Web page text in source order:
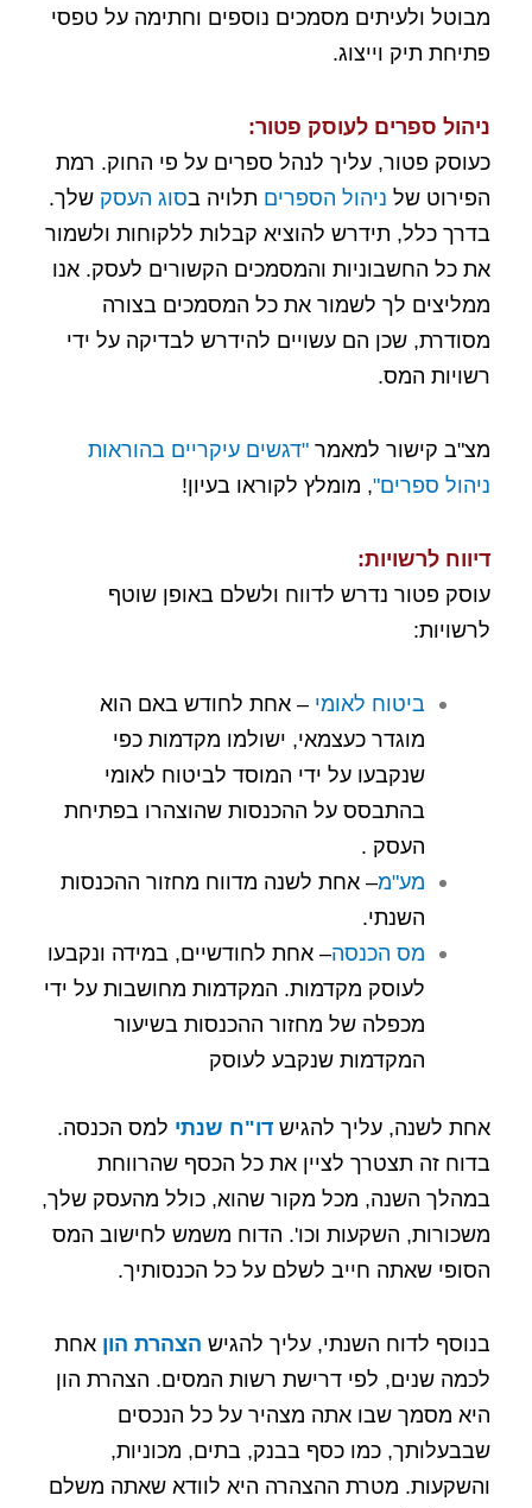
מבוטל ולעיתים מסמכים נוספים וחתימה על טפסי
פתיחת תיק וייצוג.
ניהול ספרים לעוסק פטור:
כעוסק פטור, עליך לנהל ספרים על פי החוק. רמת
הפירוט של ניהול הספרים תלויה בסוג העסק שלך.
בדרך כלל, תידרש להוציא קבלות ללקוחות ולשמור
את כל החשבוניות והמסמכים הקשורים לעסק. אנו
ממליצים לך לשמור את כל המסמכים בצורה
מסודרת, שכן הם עשויים להידרש לבדיקה על ידי
רשויות המס.
מצ"ב קישור למאמר "דגשים עיקריים בהוראות
ניהול ספרים", מומלץ לקוראו בעיון!
דיווח לרשויות:
עוסק פטור נדרש לדווח ולשלם באופן שוטף
לרשויות:
ביטוח לאומי – אחת לחודש באם הוא
מוגדר כעצמאי, ישולמו מקדמות כפי
שנקבעו על ידי המוסד לביטוח לאומי
בהתבסס על ההכנסות שהוצהרו בפתיחת
העסק .
מע"מ– אחת לשנה מדווח מחזור ההכנסות
השנתי.
מס הכנסה– אחת לחודשיים, במידה ונקבעו
לעוסק מקדמות. המקדמות מחושבות על ידי
מכפלה של מחזור ההכנסות בשיעור
המקדמות שנקבע לעוסק
אחת לשנה, עליך להגיש דו"ח שנתי למס הכנסה.
בדוח זה תצטרך לציין את כל הכסף שהרווחת
במהלך השנה, מכל מקור שהוא, כולל מהעסק שלך,
משכורות, השקעות וכו'. הדוח משמש לחישוב המס
הסופי שאתה חייב לשלם על כל הכנסותיך.
בנוסף לדוח השנתי, עליך להגיש הצהרת הון אחת
לכמה שנים, לפי דרישת רשות המסים. הצהרת הון
היא מסמך שבו אתה מצהיר על כל הנכסים
שבבעלותך, כמו כסף בבנק, בתים, מכוניות,
והשקעות. מטרת ההצהרה היא לוודא שאתה משלם